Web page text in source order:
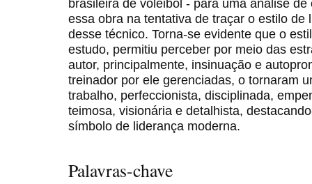
essa obra na tentativa de traçar o estilo de
desse técnico. Torna-se evidente que o
estudo, permitiu perceber por meio das
autor, principalmente, insinuação e
treinador por ele gerenciadas, o tornaram
trabalho, perfeccionista, disciplinada,
teimosa, visionária e detalhista,
símbolo de liderança moderna.
Palavras-chave